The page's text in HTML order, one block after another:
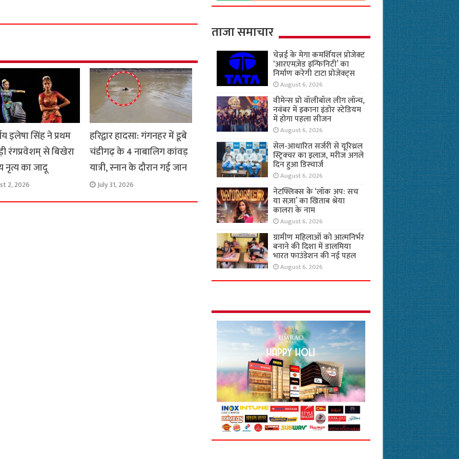
इलेषा सिंह ने प्रथम
रंगप्रवेशम् से बिखेरा
नृत्य का जादू
2, 2026
हरिद्वार हादसा: गंगनहर में डूबे
चंडीगढ़ के 4 नाबालिग कांवड़
यात्री, स्नान के दौरान गई जान
July 31, 2026
ताजा समाचार
चेन्नई के मेगा कमर्शियल प्रोजेक्ट
‘आरएमज़ेड इन्फिनिटी’ का
निर्माण करेगी टाटा प्रोजेक्ट्स
August 6, 2026
वीमेन्स प्रो वॉलीबॉल लीग लॉन्च,
नवंबर में इकाना इंडोर स्टेडियम
में होगा पहला सीजन
August 6, 2026
सेल-आधारित सर्जरी से यूरिथ्रल
स्ट्रिक्चर का इलाज, मरीज अगले
दिन हुआ डिस्चार्ज
August 6, 2026
नेटफ्लिक्स के ‘लॉक अप: सच
या सज़ा’ का खिताब श्रेया
कालरा के नाम
August 6, 2026
ग्रामीण महिलाओं को आत्मनिर्भर
बनाने की दिशा में डालमिया
भारत फाउंडेशन की नई पहल
August 6, 2026